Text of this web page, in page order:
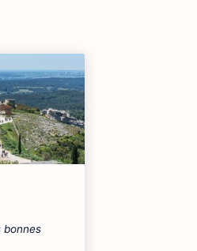
bonnes